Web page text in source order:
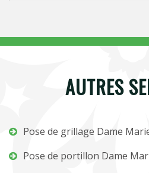
AUTRES
Pose de grillage Dame
Pose de portillon Dame